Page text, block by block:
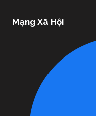
Mạng Xã Hội